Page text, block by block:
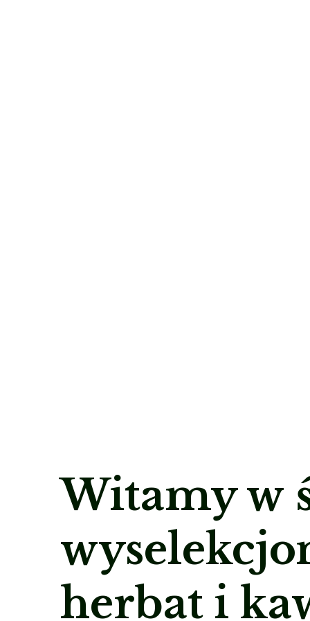
Witamy w
herbat i